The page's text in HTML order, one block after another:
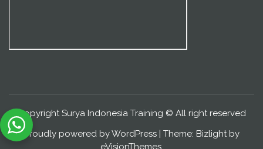
Copyright Surya Indonesia Training © All right reserved
Proudly powered by WordPress | Theme: Bizlight by
eVisionThemes.